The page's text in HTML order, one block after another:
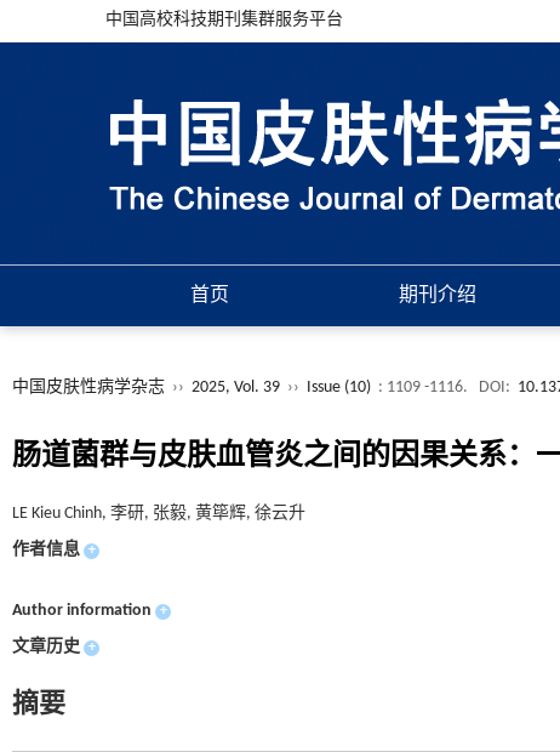
中国高校科技期刊集群服务平台
首页 期刊介绍
中国皮肤性病学杂志 ›› 2025, Vol. 39 ›› Issue (10) : 1109 -1116. DOI:
肠道菌群与皮肤血管炎之间的因果关系：
LE Kieu Chinh, 李研, 张毅, 黄筚辉, 徐云升
作者信息 +
Author information +
文章历史 +
摘要